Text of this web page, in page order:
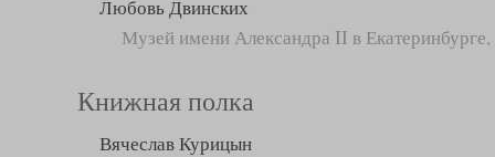
Любовь Двинских
Музей имени Александра II в
Книжная полка
Вячеслав Курицын